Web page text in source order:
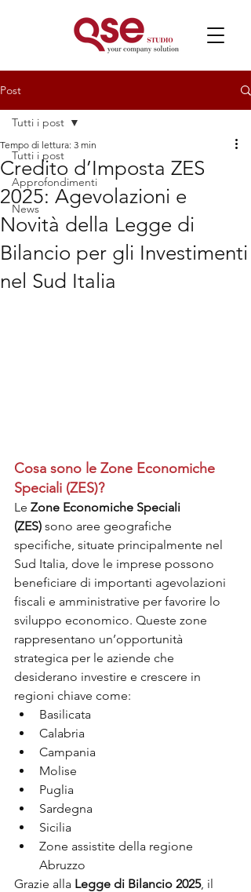
Post
Tutti i post
Approfondimenti
News
Tutti i post
Credito d’Imposta ZES
2025: Agevolazioni e
Novità della Legge di
Bilancio per gli Investimenti
nel Sud Italia
Tempo di lettura: 3 min
Cosa sono le Zone Economiche
Speciali (ZES)?
Le Zone Economiche Speciali
(ZES) sono aree geografiche
specifiche, situate principalmente nel
Sud Italia, dove le imprese possono
beneficiare di importanti agevolazioni
fiscali e amministrative per favorire lo
sviluppo economico. Queste zone
rappresentano un’opportunità
strategica per le aziende che
desiderano investire e crescere in
regioni chiave come:
Basilicata
Calabria
Campania
Molise
Puglia
Sardegna
Sicilia
Zone assistite della regione
Abruzzo
Grazie alla Legge di Bilancio 2025, il